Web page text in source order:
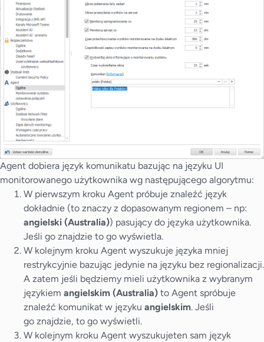
Agent dobiera język komunikatu bazując na języku UI
monitorowanego użytkownika wg następującego algorytmu:
W pierwszym kroku Agent próbuje znaleźć język
dokładnie (to znaczy z dopasowanym regionem – np:
angielski (Australia)) pasujący do języka użytkownika.
Jeśli go znajdzie to go wyświetla.
W kolejnym kroku Agent wyszukuje języka mniej
restrykcyjnie bazując jedynie na języku bez regionalizacji.
A zatem jeśli będziemy mieli użytkownika z wybranym
językiem angielskim (Australia) to Agent spróbuje
znaleźć komunikat w języku angielskim. Jeśli
go znajdzie, to go wyświetli.
W kolejnym kroku Agent wyszukujeten sam język